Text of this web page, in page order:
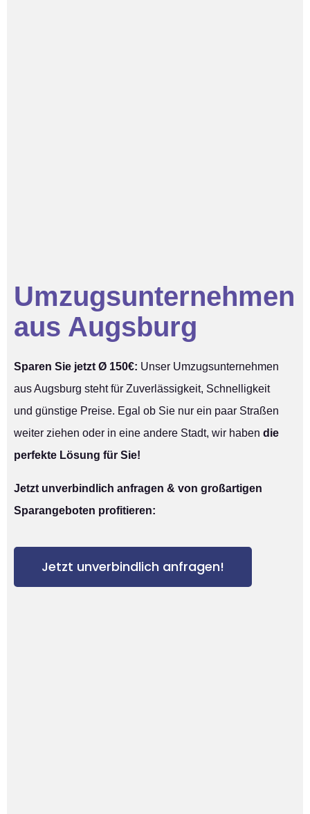
Umzugsunternehmen
aus Augsburg
Sparen Sie jetzt Ø 150€: Unser Umzugsunternehmen
aus Augsburg steht für Zuverlässigkeit, Schnelligkeit
und günstige Preise. Egal ob Sie nur ein paar Straßen
weiter ziehen oder in eine andere Stadt, wir haben die
perfekte Lösung für Sie!
Jetzt unverbindlich anfragen & von großartigen
Sparangeboten profitieren:
Jetzt unverbindlich anfragen!